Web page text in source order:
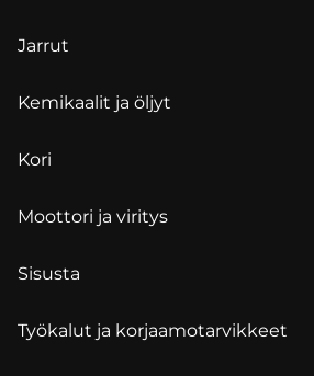
Jarrut
Kemikaalit ja öljyt
Kori
Moottori ja viritys
Sisusta
Työkalut ja korjaamotarvikkeet